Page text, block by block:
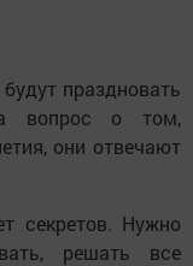
праздновать
вопрос о том,
они отвечают
секретов. Нужно
решать все